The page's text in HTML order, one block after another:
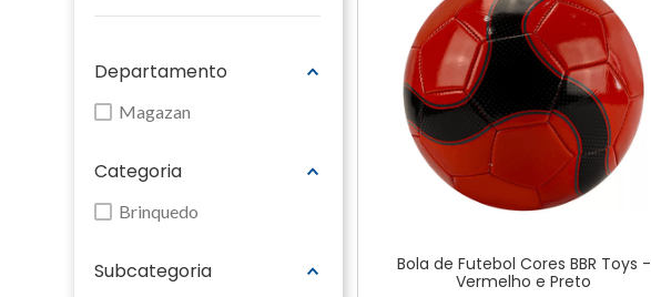
Departamento
Magazan
Categoria
Brinquedo
Subcategoria
Bola de Futebol Cores BBR Toys -
Vermelho e Preto